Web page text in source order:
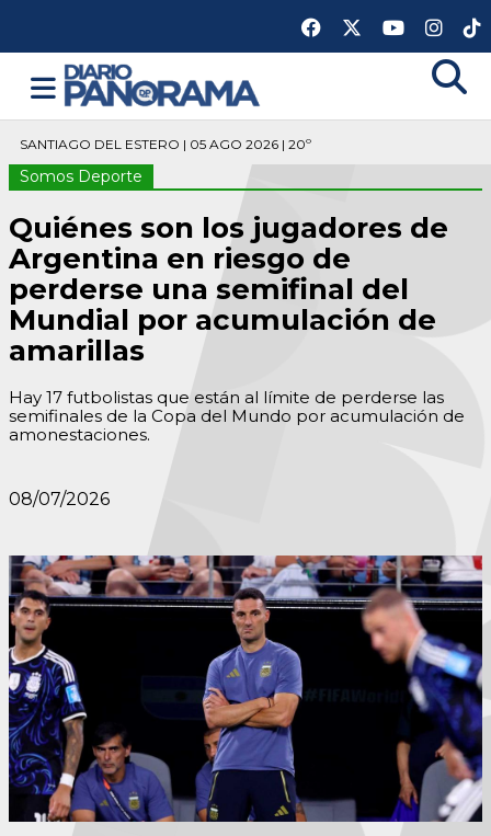
SANTIAGO DEL ESTERO | 05 AGO 2026 | 20º
Somos Deporte
Quiénes son los jugadores de
Argentina en riesgo de
perderse una semifinal del
Mundial por acumulación de
amarillas
Hay 17 futbolistas que están al límite de perderse las
semifinales de la Copa del Mundo por acumulación de
amonestaciones.
08/07/2026